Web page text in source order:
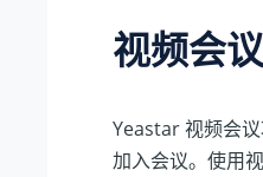
视频会
Yeastar 视频会
加入会议。使用